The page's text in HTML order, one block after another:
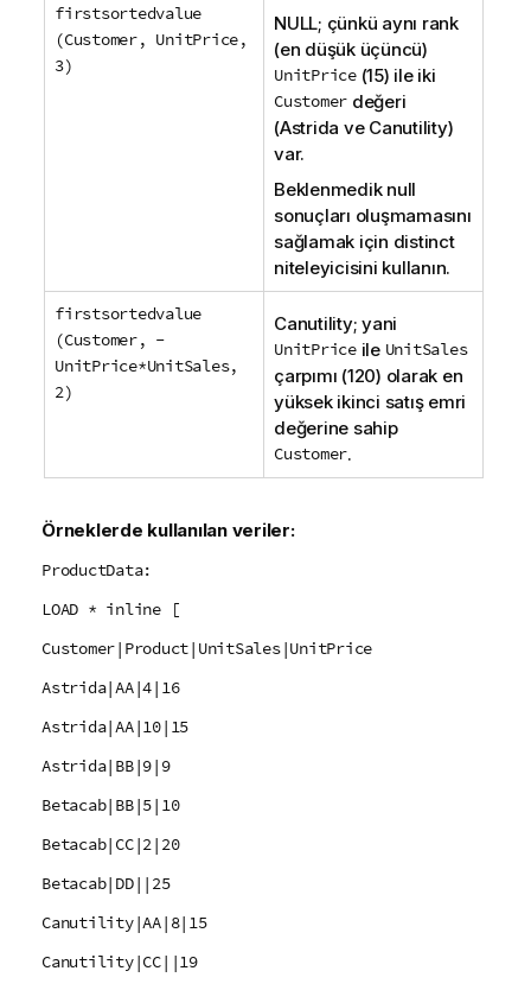
firstsortedvalue
(Customer, UnitPrice,
3)
NULL; çünkü aynı rank
(en düşük üçüncü)
UnitPrice(15) ile iki
Customer değeri
(Astrida ve Canutility)
var.
Beklenmedik null
sonuçları oluşmamasını
sağlamak için distinct
niteleyicisini kullanın.
firstsortedvalue
(Customer, -
UnitPrice*UnitSales,
2)
Canutility; yani
UnitPriceile UnitSales
çarpımı (120) olarak en
yüksek ikinci satış emri
değerine sahip
Customer.
Örneklerde kullanılan veriler:
ProductData:
LOAD * inline [
Customer|Product|UnitSales|UnitPrice
Astrida|AA|4|16
Astrida|AA|10|15
Astrida|BB|9|9
Betacab|BB|5|10
Betacab|CC|2|20
Betacab|DD||25
Canutility|AA|8|15
Canutility|CC||19